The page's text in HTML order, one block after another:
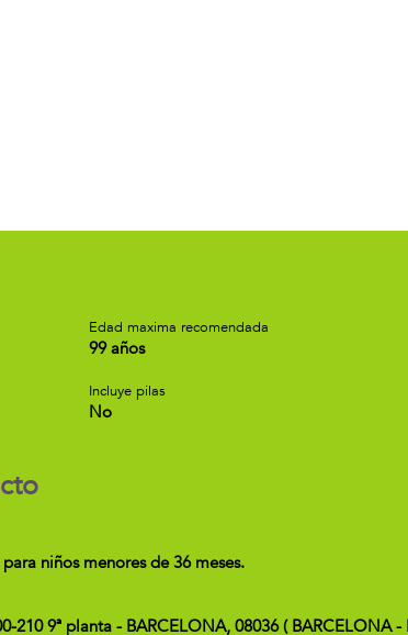
Edad maxima recomendada
99 años
Incluye pilas
No
niños menores de 36 meses.
210 9ª planta - BARCELONA, 08036 ( BARCELONA